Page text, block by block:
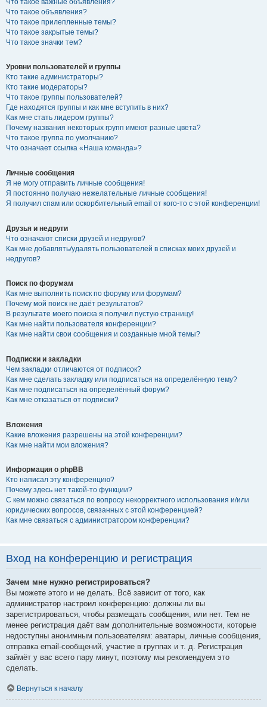
Что такое важные объявления?
Что такое объявления?
Что такое прилепленные темы?
Что такое закрытые темы?
Что такое значки тем?
Уровни пользователей и группы
Кто такие администраторы?
Кто такие модераторы?
Что такое группы пользователей?
Где находятся группы и как мне вступить в них?
Как мне стать лидером группы?
Почему названия некоторых групп имеют разные цвета?
Что такое группа по умолчанию?
Что означает ссылка «Наша команда»?
Личные сообщения
Я не могу отправить личные сообщения!
Я постоянно получаю нежелательные личные сообщения!
Я получил спам или оскорбительный email от кого-то с этой конференции!
Друзья и недруги
Что означают списки друзей и недругов?
Как мне добавлять/удалять пользователей в списках моих друзей и
недругов?
Поиск по форумам
Как мне выполнить поиск по форуму или форумам?
Почему мой поиск не даёт результатов?
В результате моего поиска я получил пустую страницу!
Как мне найти пользователя конференции?
Как мне найти свои сообщения и созданные мной темы?
Подписки и закладки
Чем закладки отличаются от подписок?
Как мне сделать закладку или подписаться на определённую тему?
Как мне подписаться на определённый форум?
Как мне отказаться от подписки?
Вложения
Какие вложения разрешены на этой конференции?
Как мне найти мои вложения?
Информация о phpBB
Кто написал эту конференцию?
Почему здесь нет такой-то функции?
С кем можно связаться по вопросу некорректного использования и/или
юридических вопросов, связанных с этой конференцией?
Как мне связаться с администратором конференции?
Вход на конференцию и регистрация
Зачем мне нужно регистрироваться?
Вы можете этого и не делать. Всё зависит от того, как
администратор настроил конференцию: должны ли вы
зарегистрироваться, чтобы размещать сообщения, или нет. Тем не
менее регистрация даёт вам дополнительные возможности, которые
недоступны анонимным пользователям: аватары, личные сообщения,
отправка email-сообщений, участие в группах и т. д. Регистрация
займёт у вас всего пару минут, поэтому мы рекомендуем это
сделать.
Вернуться к началу